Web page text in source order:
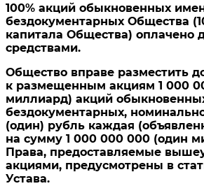
100% акций обыкновенных
бездокументарных Общества
капитала Общества) оплачено
средствами.
Общество вправе разместить
к размещенным акциям 1 000
миллиард) акций
бездокументарных,
(один) рубль каждая
на сумму 1 000 000 000 (один
Права, предоставляемые
акциями, предусмотрены в
Устава.